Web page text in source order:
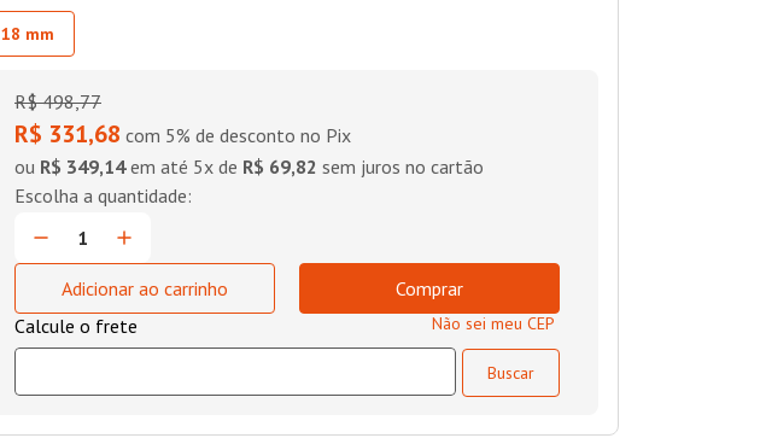
18 mm
R$ 498,77
R$ 331,68 com 5% de desconto no Pix
ou R$ 349,14 em até 5x de R$ 69,82 sem juros no cartão
Adicionar ao carrinho Comprar
Não sei meu CEP